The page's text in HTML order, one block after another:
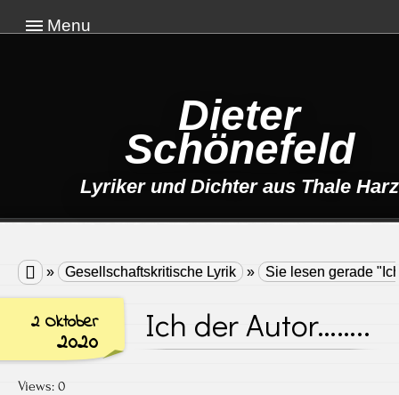
Menu
Dieter
Schönefeld
Lyriker und Dichter aus Thale Harz
 » Gesellschaftskritische Lyrik » Sie lesen gerade
2 Oktober
2020 Ich der Autor……..
Views: 0